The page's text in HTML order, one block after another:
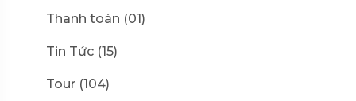
Thanh toán (01)
Tin Tức (15)
Tour (104)